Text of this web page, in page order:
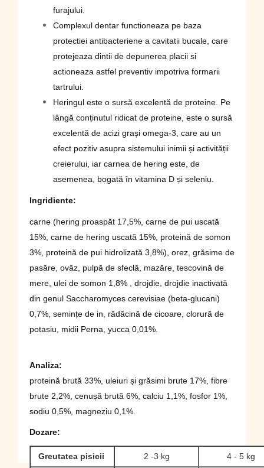
furajului.
Сomplexul dentar functioneaza pe baza
protectiei antibacteriene a cavitatii bucale, care
protejeaza dintii de depunerea placii si
actioneaza astfel preventiv impotriva formarii
tartrului.
Heringul este o sursă excelentă de proteine. Pe
lângă conținutul ridicat de proteine, este o sursă
excelentă de acizi grași omega-3, care au un
efect pozitiv asupra sistemului inimii și activității
creierului, iar carnea de hering este, de
asemenea, bogată în vitamina D și seleniu.
Ingridiente:
carne (hering proaspăt 17,5%, carne de pui uscată
15%, carne de hering uscată 15%, proteină de somon
3%, proteină de pui hidrolizată 3,8%), orez, grăsime de
pasăre, ovăz, pulpă de sfeclă, mazăre, tescovină de
mere, ulei de somon 1,8% , drojdie, drojdie inactivată
din genul Saccharomyces cerevisiae (beta-glucani)
0,7%, semințe de in, rădăcină de cicoare, clorură de
potasiu, midii Perna, yucca 0,01%.
Analiza:
proteină brută 33%, uleiuri și grăsimi brute 17%, fibre
brute 2,2%, cenușă brută 6%, calciu 1,1%, fosfor 1%,
sodiu 0,5%, magneziu 0,1%.
Dozare:
Greutatea pisicii 2 -3 kg 4 - 5 kg